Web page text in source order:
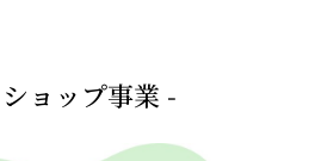
ョップ事業 -